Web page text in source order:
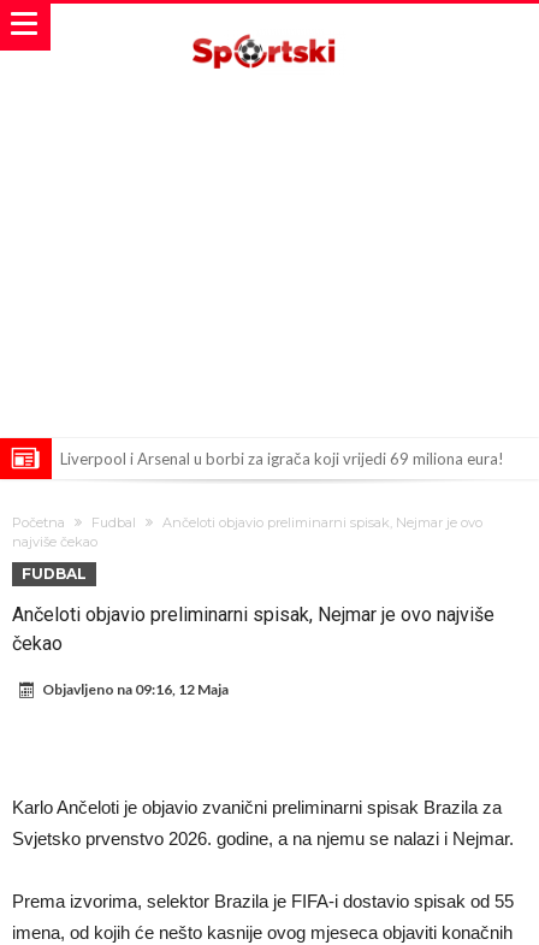
Liverpool i Arsenal u borbi za igrača koji vrijedi 69 miliona eura!
napokon poznat
Engleski reprezentativac optužen za napad u noćnom klubu
Suđenje o smrti Maradone: Noge su mu bile natečene, nije se htio
oprati
Ko je uvjerio Rodrija da izabere Barcelonu?
Početna Fudbal
Ančeloti objavio preliminarni spisak, Nejmar je ovo
najviše čekao
FUDBAL
Ančeloti objavio preliminarni spisak, Nejmar je ovo najviše
čekao
Objavljeno na 09:16, 12 Maja
Karlo Ančeloti je objavio zvanični preliminarni spisak Brazila za
Svjetsko prvenstvo 2026. godine, a na njemu se nalazi i Nejmar.
Prema izvorima, selektor Brazila je FIFA-i dostavio spisak od 55
imena, od kojih će nešto kasnije ovog mjeseca objaviti konačnih